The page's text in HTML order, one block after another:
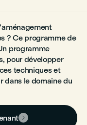
? Ce programme de
programme
pour développer
techniques et
dans le domaine du
